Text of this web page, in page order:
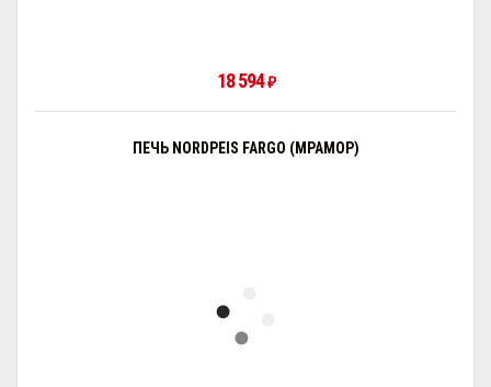
18 594₽
ПЕЧЬ NORDPEIS FARGO (МРАМОР)